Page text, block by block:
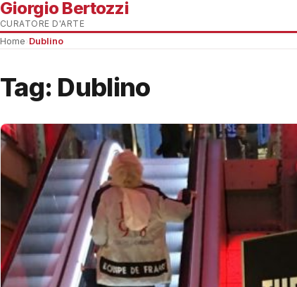
Giorgio Bertozzi
CURATORE D'ARTE
Home Dublino
Tag: Dublino